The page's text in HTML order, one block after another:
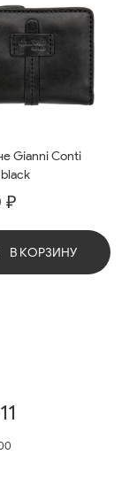
Gianni Conti
₽
В КОРЗИНУ